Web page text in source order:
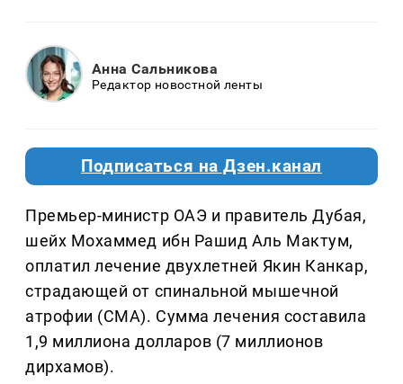
Анна Сальникова
Редактор новостной ленты
Подписаться на Дзен.канал
Премьер-министр ОАЭ и правитель Дубая,
шейх Мохаммед ибн Рашид Аль Мактум,
оплатил лечение двухлетней Якин Канкар,
страдающей от спинальной мышечной
атрофии (СМА). Сумма лечения составила
1,9 миллиона долларов (7 миллионов
дирхамов).